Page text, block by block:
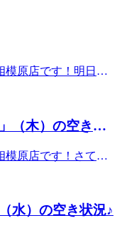
：30)年中無休【住
でのご案内も可能で
ます♪Re.Ra.Ku ニ
8370【営業時間】
住所】〒252-0331神
ール2F駐車場無料
期ですので、こまめ
熱中症には十分お気
モール相模原店で
円（税込） 150
） 180分コース
、オイルフットケア
と、【1,000円
ースを3回ご利用い
タイ古式120分以
ちしております
模原店です！明日か
の空き状況は以下の
きがありましたら受
せください♪【８月
０～ 【８月２日(日)
２０～ ・１７：００
ご来店心よりお待ち
相模原店【電話番
最終受付20：30)
（木）の空き状
模原店です！さて、
おりますので、お気
)の空き状況】・１
０～ 【７月３０日
水）の空き状況♪